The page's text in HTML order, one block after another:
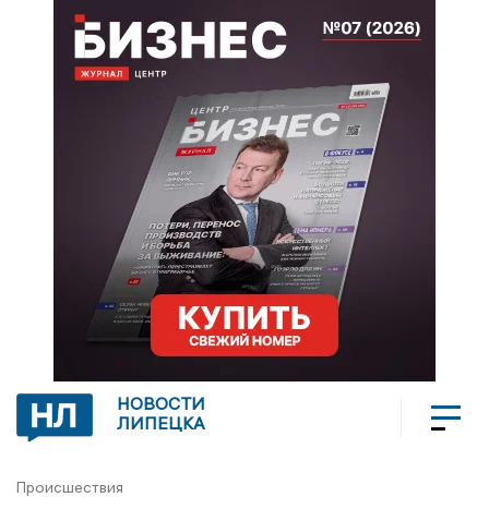
НОВОСТИ
ЛИПЕЦКА
Происшествия